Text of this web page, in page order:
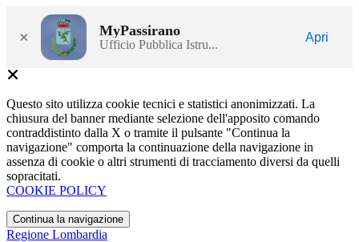
× MyPassirano
Ufficio Pubblica Istru...
Apri
Questo sito utilizza cookie tecnici e statistici anonimizzati. La
chiusura del banner mediante selezione dell'apposito comando
contraddistinto dalla X o tramite il pulsante "Continua la
navigazione" comporta la continuazione della navigazione in
assenza di cookie o altri strumenti di tracciamento diversi da quelli
sopracitati.
COOKIE POLICY
Continua la navigazione
Regione Lombardia